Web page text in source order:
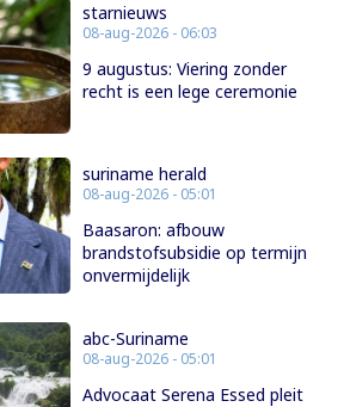
starnieuws
08-aug-2026 - 06:03
9 augustus: Viering zonder
recht is een lege ceremonie
suriname herald
08-aug-2026 - 05:01
Baasaron: afbouw
brandstofsubsidie op termijn
onvermijdelijk
abc-Suriname
08-aug-2026 - 05:01
Advocaat Serena Essed pleit